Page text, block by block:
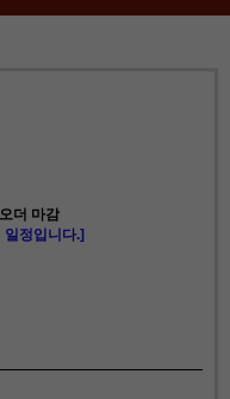
더 마감
일정입니다.]